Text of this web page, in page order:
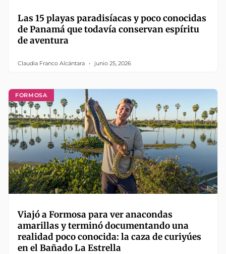
Las 15 playas paradisíacas y poco conocidas
de Panamá que todavía conservan espíritu
de aventura
Claudia Franco Alcántara junio 25, 2026
FORMOSA
Viajó a Formosa para ver anacondas
amarillas y terminó documentando una
realidad poco conocida: la caza de curiyúes
en el Bañado La Estrella